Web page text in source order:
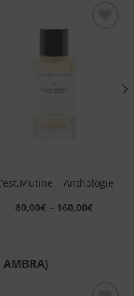
– Anthologie
80,00€ – 160,00€
AMBRA)